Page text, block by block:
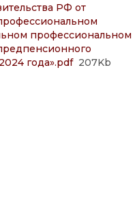
РФ от
профессиональном
года».pdf207Kb